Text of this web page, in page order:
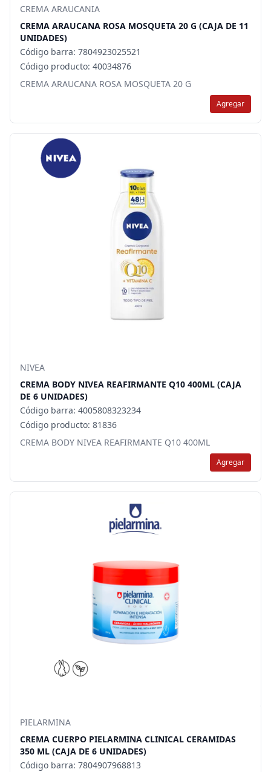
CREMA ARAUCANIA
CREMA ARAUCANA ROSA MOSQUETA 20 G (CAJA DE 11
UNIDADES)
Código barra: 7804923025521
Código producto: 40034876
CREMA ARAUCANA ROSA MOSQUETA 20 G
Agregar
NIVEA
CREMA BODY NIVEA REAFIRMANTE Q10 400ML (CAJA
DE 6 UNIDADES)
Código barra: 4005808323234
Código producto: 81836
CREMA BODY NIVEA REAFIRMANTE Q10 400ML
Agregar
PIELARMINA
CREMA CUERPO PIELARMINA CLINICAL CERAMIDAS
350 ML (CAJA DE 6 UNIDADES)
Código barra: 7804907968813